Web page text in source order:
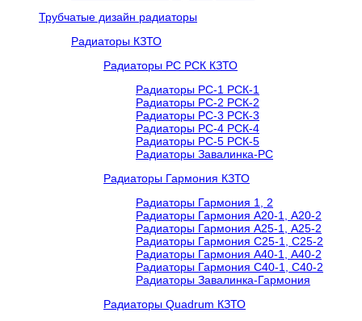
Трубчатые дизайн радиаторы
Радиаторы КЗТО
Радиаторы РС РСК КЗТО
Радиаторы РС-1 РСК-1
Радиаторы РС-2 РСК-2
Радиаторы РС-3 РСК-3
Радиаторы РС-4 РСК-4
Радиаторы РС-5 РСК-5
Радиаторы Завалинка-РС
Радиаторы Гармония КЗТО
Радиаторы Гармония 1, 2
Радиаторы Гармония А20-1, А20-2
Радиаторы Гармония А25-1, А25-2
Радиаторы Гармония С25-1, С25-2
Радиаторы Гармония А40-1, А40-2
Радиаторы Гармония С40-1, С40-2
Радиаторы Завалинка-Гармония
Радиаторы Quadrum КЗТО